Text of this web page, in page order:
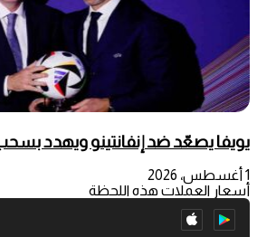
يويفا يصعّد ضد إنفانتينو ويهدد
1 أغسطس، 2026
أسعار العملات هذه اللحظة